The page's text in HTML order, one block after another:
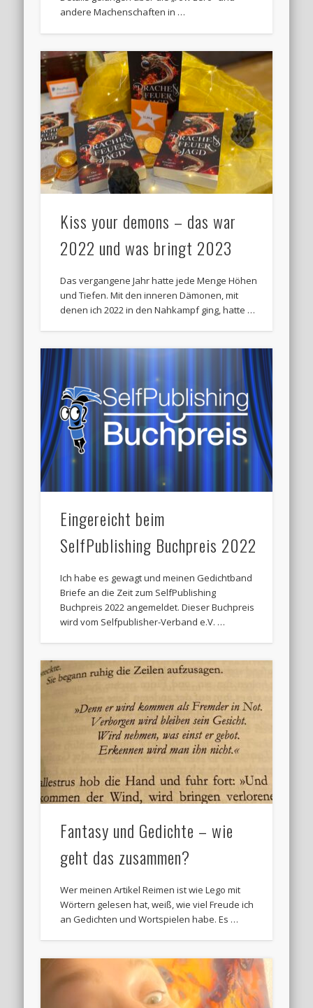
andere Machenschaften in …
Kiss your demons – das war
2022 und was bringt 2023
Das vergangene Jahr hatte jede Menge Höhen
und Tiefen. Mit den inneren Dämonen, mit
denen ich 2022 in den Nahkampf ging, hatte …
Eingereicht beim
SelfPublishing Buchpreis 2022
Ich habe es gewagt und meinen Gedichtband
Briefe an die Zeit zum SelfPublishing
Buchpreis 2022 angemeldet. Dieser Buchpreis
wird vom Selfpublisher-Verband e.V. …
Fantasy und Gedichte – wie
geht das zusammen?
Wer meinen Artikel Reimen ist wie Lego mit
Wörtern gelesen hat, weiß, wie viel Freude ich
an Gedichten und Wortspielen habe. Es …